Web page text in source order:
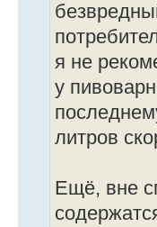
я не
у
литров
Ещё, вне